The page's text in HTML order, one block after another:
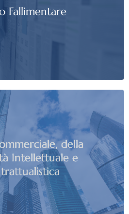
Fallimentare
della
Intellettuale e